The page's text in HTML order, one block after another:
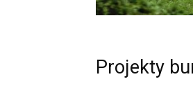
Projekty